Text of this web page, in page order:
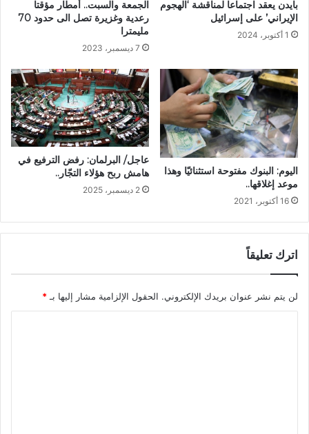
بايدن يعقد اجتماعا لمناقشة ‘الهجوم
الإيراني’ على إسرائيل
1 أكتوبر، 2024
الجمعة والسبت.. أمطار مؤقتا
رعدية وغزيرة تصل الى حدود 70
مليمترا
7 ديسمبر، 2023
اليوم: البنوك مفتوحة استثنائيّا وهذا
موعد إغلاقها..
16 أكتوبر، 2021
عاجل/ البرلمان: رفض الترفيع في
هامش ربح هؤلاء التجّار..
2 ديسمبر، 2025
اترك تعليقاً
لن يتم نشر عنوان بريدك الإلكتروني. الحقول الإلزامية مشار إليها بـ *